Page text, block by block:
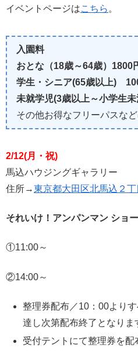
イベントページはこちら 。
入園料
おとな（18歳～64歳）
学生・シニア(65歳以上)
未就学児(3歳以上～小学生未
その他お得なフリーパスな
2/12(月・祝)
馬込ハウジングギャラリー
住所→東京都大田区北馬込２丁
それいけ！アンパンマン ショー
①11:00～
②14:00～
整理券配布／10：00より
達し次第配布終了となりま
受付テントにて整理券を配